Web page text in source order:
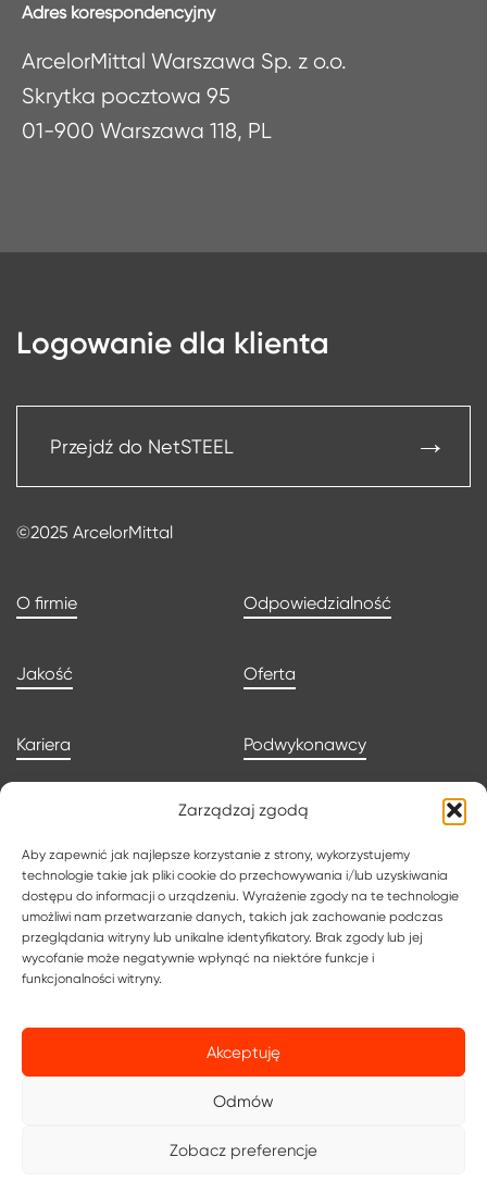
Zarządzaj zgodą
Aby zapewnić jak najlepsze korzystanie z strony, wykorzystujemy
technologie takie jak pliki cookie do przechowywania i/lub uzyskiwania
dostępu do informacji o urządzeniu. Wyrażenie zgody na te technologie
umożliwi nam przetwarzanie danych, takich jak zachowanie podczas
przeglądania witryny lub unikalne identyfikatory. Brak zgody lub jej
wycofanie może negatywnie wpłynąć na niektóre funkcje i
funkcjonalności witryny.
Akceptuję
Odmów
Zobacz preferencje
Adres korespondencyjny
ArcelorMittal Warszawa Sp. z o.o.
Skrytka pocztowa 95
01-900 Warszawa 118, PL
Logowanie dla klienta
Przejdź do NetSTEEL
©2025 ArcelorMittal
O firmie Odpowiedzialność
Jakość Oferta
Kariera Podwykonawcy
Kontakt
Aplikuj o pracę Polityka prywatności
Polityka cookies Ogólne warunki
PODATKI